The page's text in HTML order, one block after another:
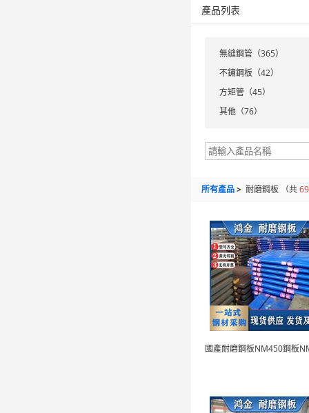
產品列表
無縫鋼管（365）
不鏽鋼板（42）
方矩管（45）
其他（76）
所有產品> 耐磨鋼板 （共69